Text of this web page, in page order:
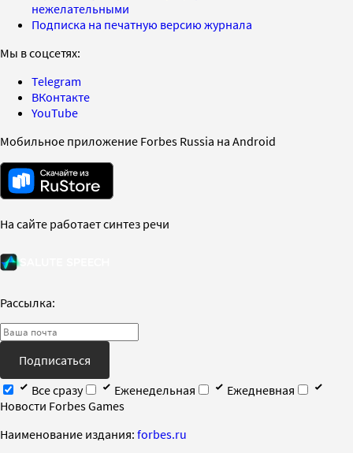
нежелательными
Подписка на печатную версию журнала
Мы в соцсетях:
Telegram
ВКонтакте
YouTube
Мобильное приложение Forbes Russia на Android
На сайте работает синтез речи
Рассылка:
Подписаться
Все сразу
Еженедельная
Ежедневная
Новости Forbes Games
Наименование издания: forbes.ru